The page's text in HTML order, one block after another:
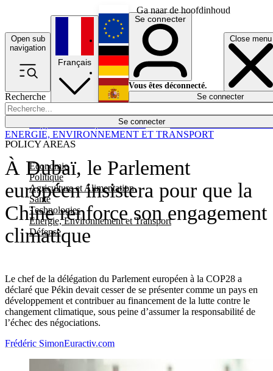
Ga naar de hoofdinhoud
Open sub
navigation
Close menu
Recherche
Se connecter
POLICY AREAS
Economie
Politique
Agriculture et Alimentation
Santé
Technologies
Energie, Environnement et Transport
Défense
Économie
Français
English
Deutsch
Español
Se connecter
Vous êtes déconnecté.
Se connecter
À Dubaï, le Parlement
européen insistera pour que la
Chine renforce son engagement
climatique
Le chef de la délégation du Parlement européen à la COP28 a
déclaré que Pékin devait cesser de se présenter comme un pays en
développement et contribuer au financement de la lutte contre le
changement climatique, sous peine d’assumer la responsabilité de
l’échec des négociations.
ENERGIE, ENVIRONNEMENT ET TRANSPORT
Frédéric SimonEuractiv.com